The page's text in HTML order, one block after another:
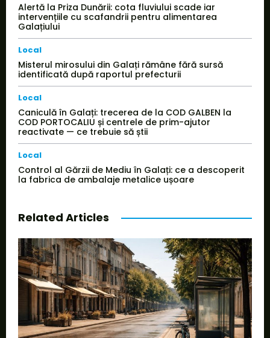
Alertă la Priza Dunării: cota fluviului scade iar
intervențiile cu scafandrii pentru alimentarea
Galațiului
Local
Misterul mirosului din Galați rămâne fără sursă
identificată după raportul prefecturii
Local
Caniculă în Galați: trecerea de la COD GALBEN la
COD PORTOCALIU și centrele de prim-ajutor
reactivate — ce trebuie să știi
Local
Control al Gărzii de Mediu în Galați: ce a descoperit
la fabrica de ambalaje metalice ușoare
Related Articles